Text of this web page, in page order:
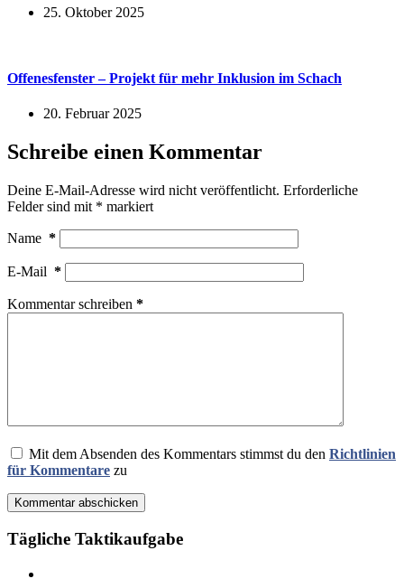
25. Oktober 2025
Offenesfenster – Projekt für mehr Inklusion im Schach
20. Februar 2025
Schreibe einen Kommentar
Deine E-Mail-Adresse wird nicht veröffentlicht. Erforderliche
Felder sind mit * markiert
Name *
E-Mail *
Kommentar schreiben *
Mit dem Absenden des Kommentars stimmst du den Richtlinien
für Kommentare zu
Kommentar abschicken
Tägliche Taktikaufgabe